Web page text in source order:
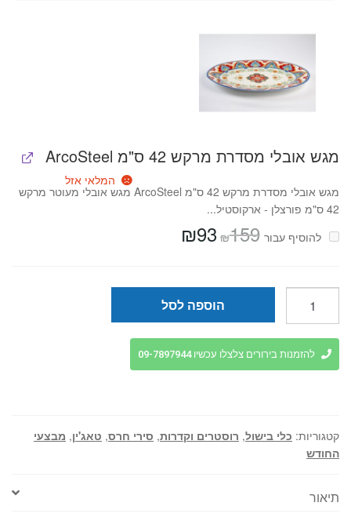
מגש אובלי מסדרת מרקש 42 ס"מ ArcoSteel
מגש אובלי מסדרת מרקש 42 ס"מ ArcoSteel מגש אובלי מעוטר מרקש
42 ס"מ פורצלן - ארקוסטיל...
להוסיף⁦⁩ עבור
₪159 המחיר
המקורי
₪93
המלאי אזל
טאג'ין
הגשה
20
אדום
הוספה לסל
להזמנות בירורים צלצלו עכשיו 09-7897944
קטגוריות: כלי בישול, רוסטרים וקדרות, סירי חרס, טאג'ין, מבצעי
החודש
תיאור